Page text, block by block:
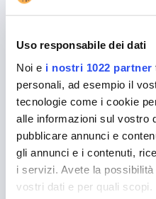
Uso responsabile dei dati
Noi e i nostri 1022 partner
personali, ad esempio il
tecnologie come i cookie
alle informazioni sul vostro
pubblicare annunci e
gli annunci e i contenuti,
i servizi. Avete la
vostri dati e per quali
La spedizione di pacchi
complessa, e a volte
venga bloccato in
Leggi